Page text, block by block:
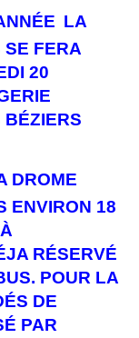
LA
SE FERA
20
BÉZIERS
DROME
ENVIRON 18
RÉSERVÉ
POUR LA
DE
PAR